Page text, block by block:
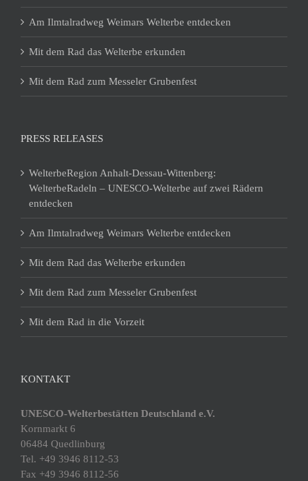
Am Ilmtalradweg Weimars Welterbe entdecken
Mit dem Rad das Welterbe erkunden
Mit dem Rad zum Messeler Grubenfest
PRESS RELEASES
WelterbeRegion Anhalt-Dessau-Wittenberg:
WelterbeRadeln – UNESCO-Welterbe auf zwei Rädern
entdecken
Am Ilmtalradweg Weimars Welterbe entdecken
Mit dem Rad das Welterbe erkunden
Mit dem Rad zum Messeler Grubenfest
Mit dem Rad in die Vorzeit
KONTAKT
UNESCO-Welterbestätten Deutschland e.V.
Kornmarkt 6
06484 Quedlinburg
Tel. +49 3946 8112-53
Fax +49 3946 8112-56